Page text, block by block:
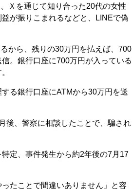
Ｘを通じて知り合った20代の女性
が振りこまれるなどと、LINEで偽
から、残りの30万円を払えば、700
。銀行口座に700万円が入っている
る銀行口座にATMから30万円を送
後、警察に相談したことで、騙され
定、事件発生から約2年後の7月17
たことで間違いありません」と容